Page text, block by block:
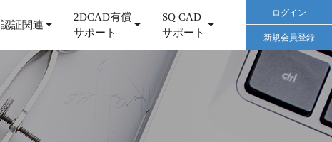
認証関連
2DCAD有償
サポート
SQ CAD
サポート
ログイン
新規会員登録